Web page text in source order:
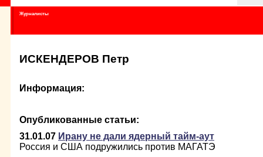
Журналисты
ИСКЕНДЕРОВ Петр
Информация:
Опубликованные статьи:
31.01.07 Ирану не дали ядерный тайм-аут
Россия и США подружились против МАГАТЭ